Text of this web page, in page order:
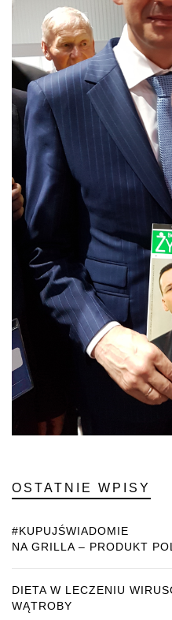
OSTATNIE WPISY
#KUPUJŚWIADOMIE
NA GRILLA – PRODUKT
DIETA W LECZENIU
WĄTROBY